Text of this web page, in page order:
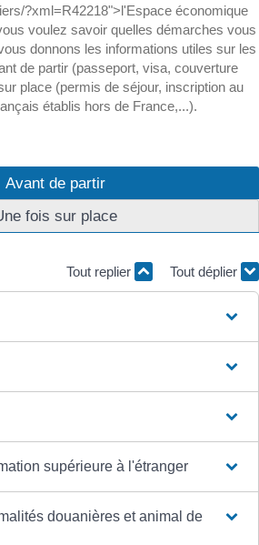
?xml=R42218">l'Espace économique
voulez savoir quelles démarches vous
donnons les informations utiles sur les
de partir (passeport, visa, couverture
place (permis de séjour, inscription au
établis hors de France,...).
Avant de partir
fois sur place
Tout replier Tout déplier
supérieure à l'étranger
douanières et animal de